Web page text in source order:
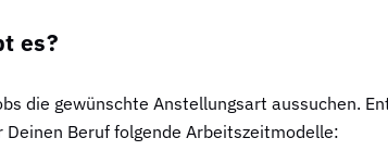
es?
die gewünschte Anstellungsart aussuchen.
Beruf folgende Arbeitszeitmodelle: